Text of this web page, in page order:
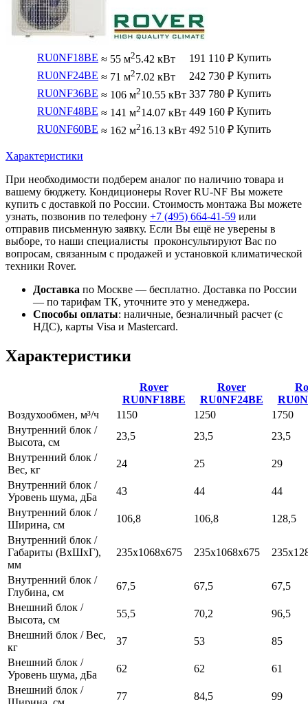
RU0NF18BE ≈ 55 м25.42 кВт 191 110 ₽ Купить
RU0NF24BE ≈ 71 м27.02 кВт 242 730 ₽ Купить
RU0NF36BE ≈ 106 м210.55 кВт 337 780 ₽ Купить
RU0NF48BE ≈ 141 м214.07 кВт 449 160 ₽ Купить
RU0NF60BE ≈ 162 м216.13 кВт 492 510 ₽ Купить
Характеристики
При необходимости подберем аналог по наличию товара и
вашему бюджету. Кондиционеры Rover RU-NF Вы можете
купить с доставкой по России. Стоимость монтажа Вы можете
узнать, позвонив по телефону +7 (495) 664-41-59 или
отправив письменную заявку. Если Вы ещё не уверены в
выборе, то наши специалисты проконсультируют Вас по
вопросам, связанным с продажей и установкой климатической
техники Rover.
Доставка по Москве — бесплатно. Доставка по России
— по тарифам ТК, уточните это у менеджера.
Способы оплаты: наличные, безналичный расчет (с
НДС), карты Visa и Mastercard.
Характеристики
Rover
RU0NF18BE
Rover
RU0NF24BE
Воздухообмен, м³/ч
1150 1250
1750
Внутренний блок /
Высота, см
23,5 23,5
23,5
Внутренний блок /
Вес, кг
24 25
29
Внутренний блок /
Уровень шума, дБа
43 44
44
Внутренний блок /
Ширина, см
106,8 106,8
128,5
Внутренний блок /
Габариты (ВхШхГ),
мм
235x1068x675 235x1068x675
Внутренний блок /
Глубина, см
67,5 67,5
67,5
Внешний блок /
Высота, см
55,5 70,2
96,5
Внешний блок / Вес,
кг
37 53
85
Внешний блок /
Уровень шума, дБа
62 62
61
Внешний блок /
77 84,5 99